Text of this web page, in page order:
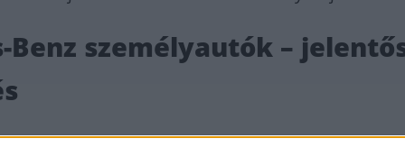
Benz személyautók –
növekedést tudhat magáénak a